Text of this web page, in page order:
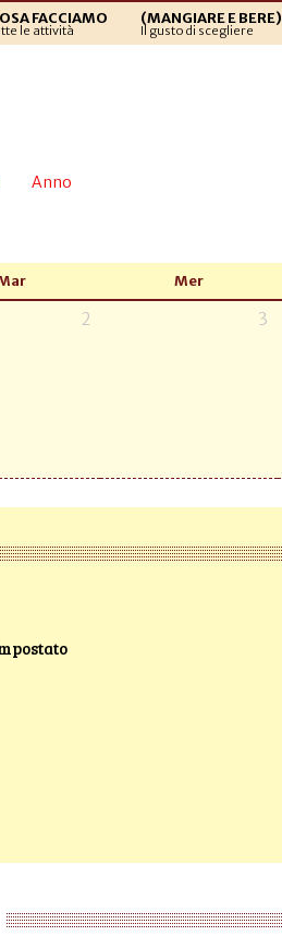
FACCIAMO
le attività
(MANGIARE E BERE)
Il gusto di scegliere
Anno
Mer
2 3